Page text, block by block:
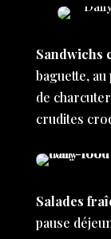
Sandwichs
baguette,
de
crudites
Salades
pause